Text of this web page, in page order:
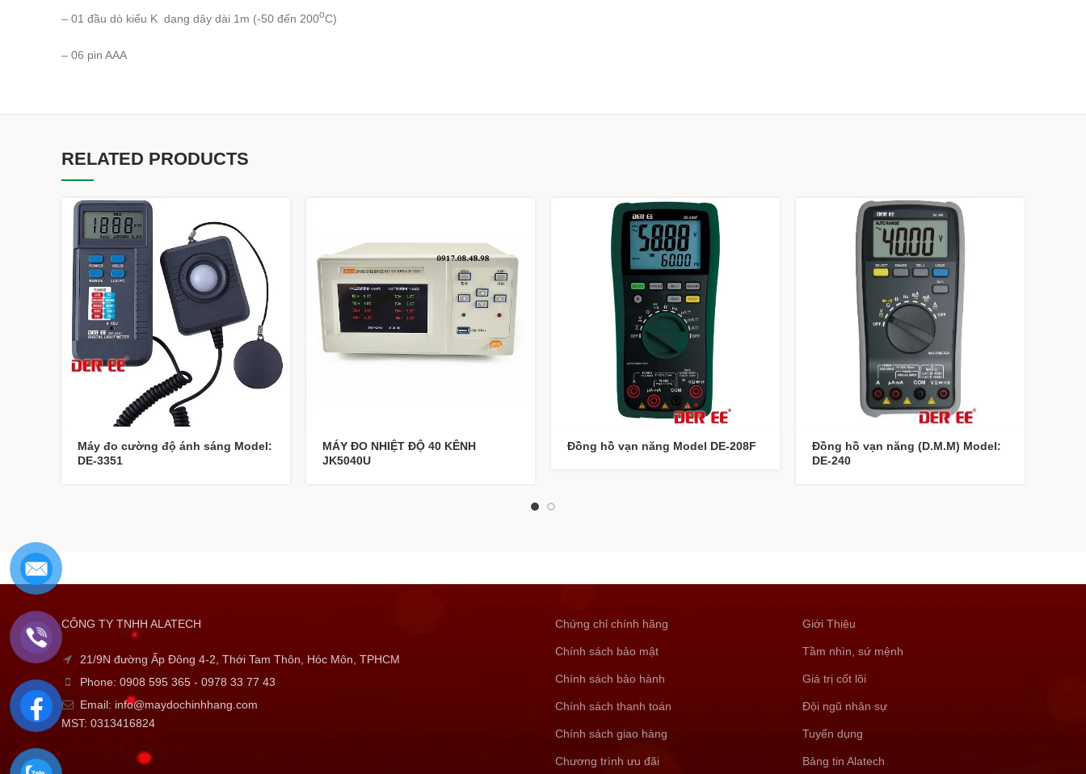
– 01 đầu dò kiểu K dạng dây dài 1m (-50 đến 200oC)
– 06 pin AAA
RELATED PRODUCTS
Máy đo cường độ ánh sáng Model:
DE-3351
MÁY ĐO NHIỆT ĐỘ 40 KÊNH
JK5040U
Đồng hồ vạn năng Model DE-208F
Đồng hồ vạn năng (D.M.M) Model:
DE-240
CÔNG TY TNHH ALATECH
21/9N đường Ấp Đông 4-2, Thới Tam Thôn, Hóc Môn, TPHCM
Phone: 0908 595 365 - 0978 33 77 43
Email: info@maydochinhhang.com
MST: 0313416824
Chứng chỉ chính hãng
Chính sách bảo mật
Chính sách bảo hành
Chính sách thanh toán
Chính sách giao hàng
Chương trình ưu đãi
Giới Thiệu
Tầm nhìn, sứ mệnh
Giá trị cốt lõi
Đội ngũ nhân sự
Tuyển dụng
Bảng tin Alatech